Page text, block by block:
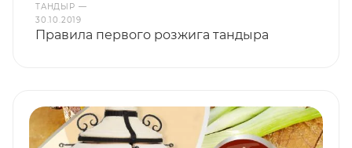
ТАНДЫР —
30.10.2019
Правила первого розжига тандыра